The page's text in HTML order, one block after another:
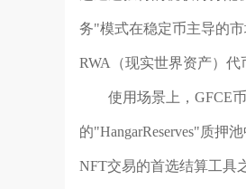
务"模式在稳定币主导的市
RWA（现实世界资产）代
使用场景上，GFCE
的"HangarReserves"质押
NFT交易的首选结算工具